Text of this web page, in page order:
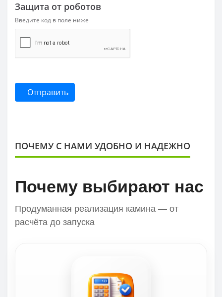
Защита от роботов
Введите код в поле ниже
Отправить
ПОЧЕМУ С НАМИ УДОБНО И НАДЕЖНО
Почему выбирают нас
Продуманная реализация камина — от
расчёта до запуска